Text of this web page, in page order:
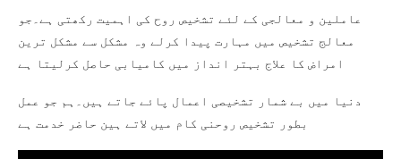
عاملین و معالجی کے لئے تشخیص روح کی اہمیت رکھتی ہے۔جو
معالج تشخیص میں مہارت پیدا کرلے وہ مشکل سے مشکل ترین
امراض کا علاج بہتر انداز میں کامیابی حاصل کرلیتا ہے
دنیا میں بے شمار تشخیصی اعمال پائے جاتے ہیں۔ہم جو عمل
بطور تشخیص روحنی کام میں لاتے ہین حاضر خدمت ہے